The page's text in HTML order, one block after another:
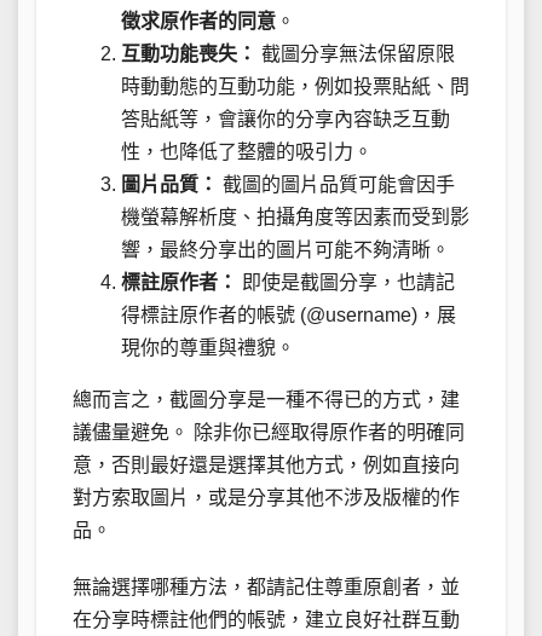
徵求原作者的同意 。
互動功能喪失： 截圖分享無法保留原限
時動動態的互動功能，例如投票貼紙、問
答貼紙等，會讓你的分享內容缺乏互動
性，也降低了整體的吸引力。
圖片品質： 截圖的圖片品質可能會因手
機螢幕解析度、拍攝角度等因素而受到影
響，最終分享出的圖片可能不夠清晰。
標註原作者：
即使是截圖分享，也請記
得標註原作者的帳號 (@username)，展
現你的尊重與禮貌。
總而言之，截圖分享是一種不得已的方式，建
議儘量避免。 除非你已經取得原作者的明確同
意，否則最好還是選擇其他方式，例如直接向
對方索取圖片，或是分享其他不涉及版權的作
品。
無論選擇哪種方法，都請記住尊重原創者，並
在分享時標註他們的帳號，建立良好社群互動